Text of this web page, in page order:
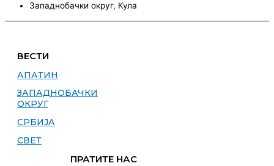
Западнобачки округ, Кула
ВЕСТИ
АПАТИН
ЗАПАДНОБАЧКИ
ОКРУГ
СРБИЈА
СВЕТ
ПРАТИТЕ НАС